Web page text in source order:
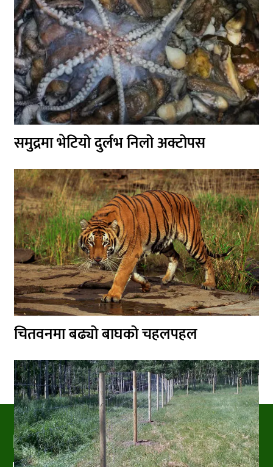
समुद्रमा भेटियो दुर्लभ निलो अक्टोपस
चितवनमा बढ्यो बाघको चहलपहल
PRAKRITIPRESS